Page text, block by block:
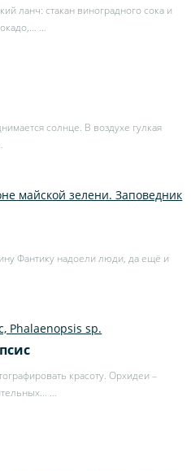
ланч: стакан виноградного сока и
солнце. В воздухе гулкая
Фантику надоели люди, да ещё и
красоту. Орхидеи –